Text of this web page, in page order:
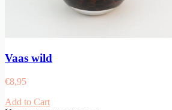
Vaas wild
€8,95
Add to Cart